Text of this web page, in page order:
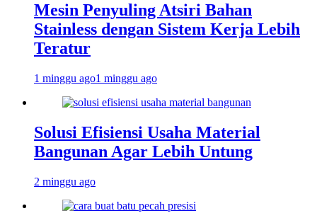
Mesin Penyuling Atsiri Bahan
Stainless dengan Sistem Kerja Lebih
Teratur
1 minggu ago1 minggu ago
Solusi Efisiensi Usaha Material
Bangunan Agar Lebih Untung
2 minggu ago